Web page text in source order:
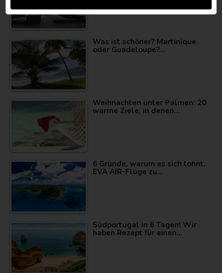
Was ist schöner? Martinique
oder Guadeloupe?…
Weihnachten unter Palmen: 20
warme Ziele, in denen…
6 Gründe, warum es sich lohnt,
EVA AIR-Flüge zu…
Südportugal in 6 Tagen! Wir
haben Rezept für einen…